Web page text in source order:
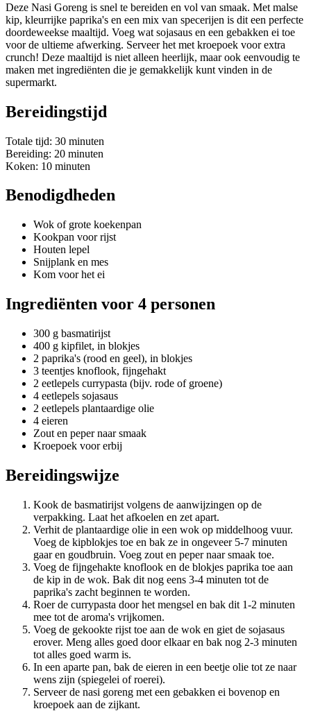
Deze Nasi Goreng is snel te bereiden en vol van smaak. Met malse
kip, kleurrijke paprika's en een mix van specerijen is dit een perfecte
doordeweekse maaltijd. Voeg wat sojasaus en een gebakken ei toe
voor de ultieme afwerking. Serveer het met kroepoek voor extra
crunch! Deze maaltijd is niet alleen heerlijk, maar ook eenvoudig te
maken met ingrediënten die je gemakkelijk kunt vinden in de
supermarkt.
Bereidingstijd
Totale tijd: 30 minuten
Bereiding: 20 minuten
Koken: 10 minuten
Benodigdheden
Wok of grote koekenpan
Kookpan voor rijst
Houten lepel
Snijplank en mes
Kom voor het ei
Ingrediënten voor 4 personen
300 g basmatirijst
400 g kipfilet, in blokjes
2 paprika's (rood en geel), in blokjes
3 teentjes knoflook, fijngehakt
2 eetlepels currypasta (bijv. rode of groene)
4 eetlepels sojasaus
2 eetlepels plantaardige olie
4 eieren
Zout en peper naar smaak
Kroepoek voor erbij
Bereidingswijze
Kook de basmatirijst volgens de aanwijzingen op de
verpakking. Laat het afkoelen en zet apart.
Verhit de plantaardige olie in een wok op middelhoog vuur.
Voeg de kipblokjes toe en bak ze in ongeveer 5-7 minuten
gaar en goudbruin. Voeg zout en peper naar smaak toe.
Voeg de fijngehakte knoflook en de blokjes paprika toe aan
de kip in de wok. Bak dit nog eens 3-4 minuten tot de
paprika's zacht beginnen te worden.
Roer de currypasta door het mengsel en bak dit 1-2 minuten
mee tot de aroma's vrijkomen.
Voeg de gekookte rijst toe aan de wok en giet de sojasaus
erover. Meng alles goed door elkaar en bak nog 2-3 minuten
tot alles goed warm is.
In een aparte pan, bak de eieren in een beetje olie tot ze naar
wens zijn (spiegelei of roerei).
Serveer de nasi goreng met een gebakken ei bovenop en
kroepoek aan de zijkant.